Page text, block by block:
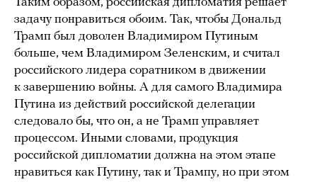
задачу понравиться обоим. Так, чтобы Дональд
Трамп был доволен Владимиром Путиным
больше, чем Владимиром Зеленским, и считал
российского лидера соратником в движении
к завершению войны. А для самого Владимира
Путина из действий российской делегации
следовало бы, что он, а не Трамп управляет
процессом. Иными словами, продукция
российской дипломатии должна на этом этапе
нравиться как Путину, так и Трампу, но при этом